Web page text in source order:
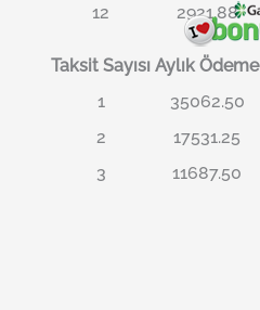
12
2921.88
Taksit Sayısı Aylık Ödeme
1
35062.50
2
17531.25
3
11687.50